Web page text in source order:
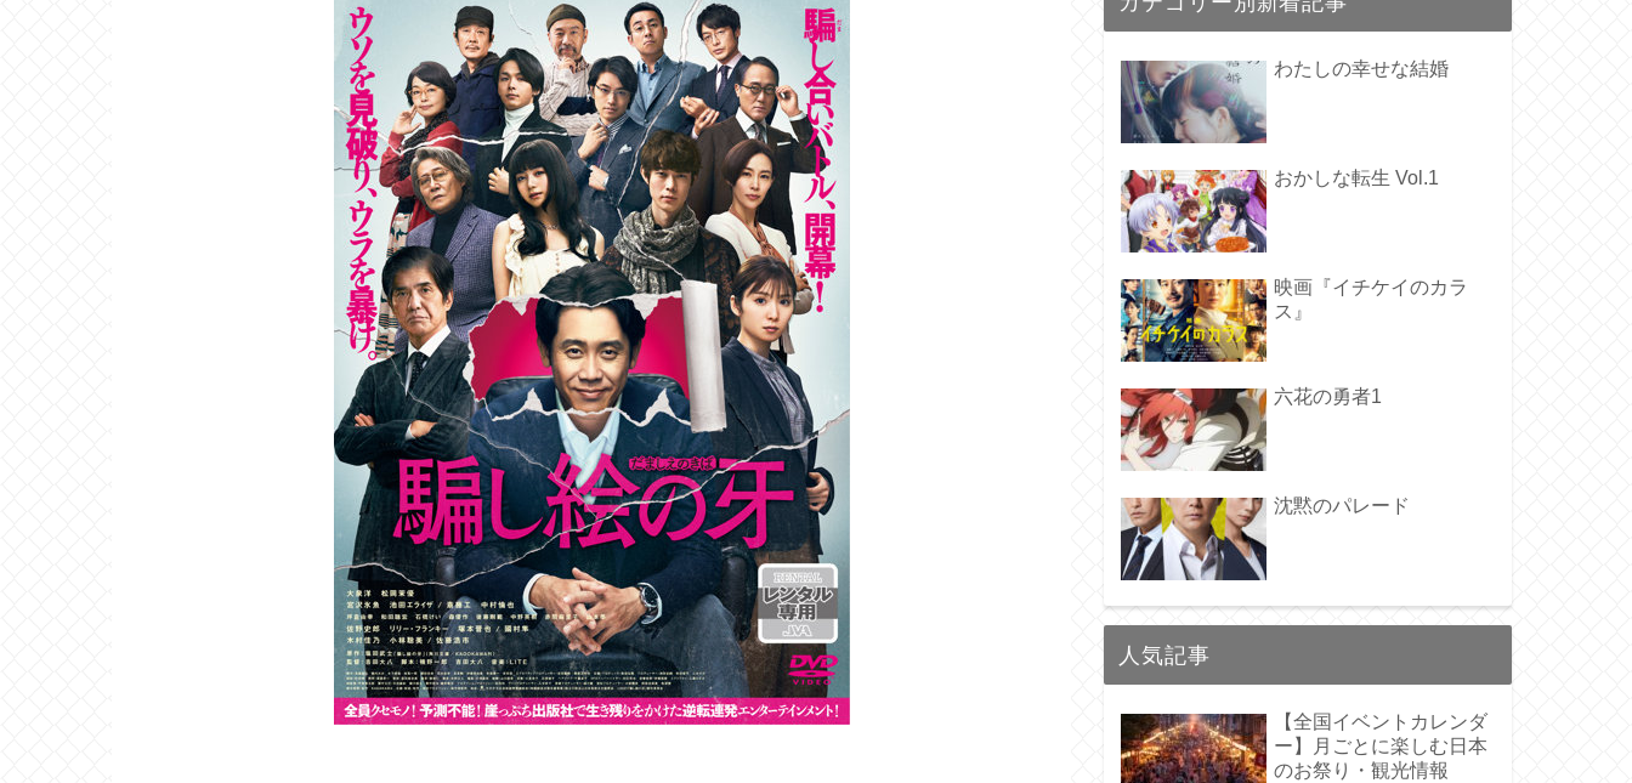
わたしの幸せな結婚
おかしな転生 Vol.1
映画『イチケイのカラ
ス』
六花の勇者1
沈黙のパレード
人気記事
【全国イベントカレンダ
ー】月ごとに楽しむ日本
のお祭り・観光情報